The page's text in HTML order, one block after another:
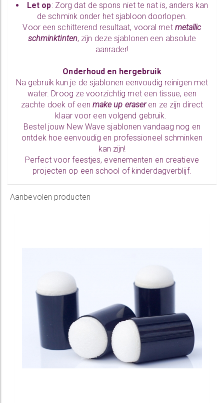
Let op: Zorg dat de spons niet te nat is, anders kan
de schmink onder het sjabloon doorlopen.
Voor een schitterend resultaat, vooral met metallic
schminktinten, zijn deze sjablonen een absolute
aanrader!
Onderhoud en hergebruik
Na gebruik kun je de sjablonen eenvoudig reinigen met
water. Droog ze voorzichtig met een tissue, een
zachte doek of een make up eraseren ze zijn direct
klaar voor een volgend gebruik.
Bestel jouw New Wave sjablonen vandaag nog en
ontdek hoe eenvoudig en professioneel schminken
kan zijn!
Perfect voor feestjes, evenementen en creatieve
projecten op een school of kinderdagverblijf.
Aanbevolen producten